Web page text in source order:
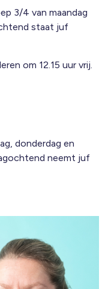
3/4 van maandag
staat juf
om 12.15 uur vrij.
donderdag en
neemt juf